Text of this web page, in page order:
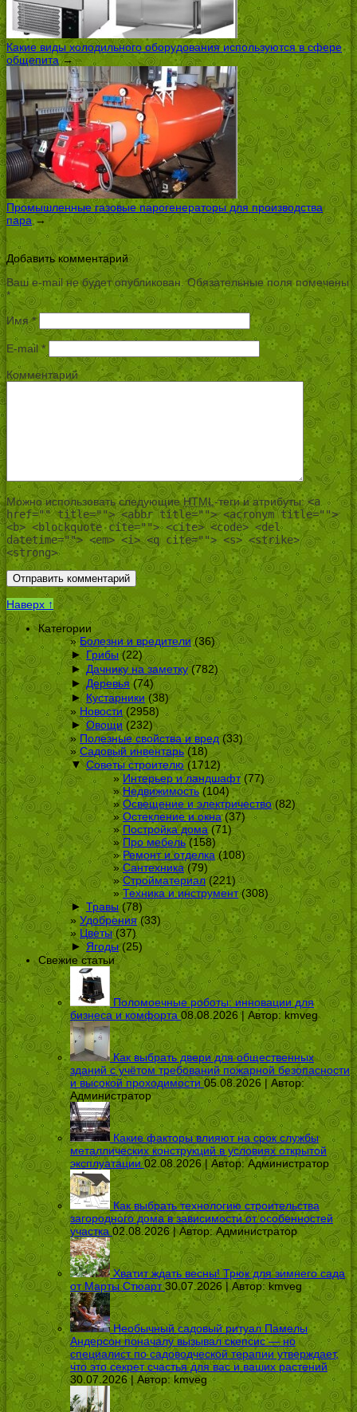
Какие виды холодильного оборудования используются в сфере
общепита→
Промышленные газовые парогенераторы для производства
пара→
Добавить комментарий
Ваш e-mail не будет опубликован.Обязательные поля помечены
*
Имя*
E-mail *
Комментарий
Можно использовать следующиеHTML-теги и атрибуты:<a
href="" title=""> <abbr title=""> <acronym title="">
<b> <blockquote cite=""> <cite> <code> <del
datetime=""> <em> <i> <q cite=""> <s> <strike>
<strong>
Наверх ↑
Категории
Болезни и вредители(36)
► Грибы(22)
► Дачнику на заметку(782)
► Деревья (74)
► Кустарники (38)
Новости (2958)
► Овощи(232)
Полезные свойства и вред(33)
Садовый инвентарь(18)
▼ Советы строителю(1712)
Интерьер и ландшафт(77)
Недвижимость(104)
Освещение и электричество(82)
Остекление и окна(37)
Постройка дома(71)
Про мебель(158)
Ремонт и отделка(108)
Сантехника(79)
Стройматериал(221)
Техника и инструмент(308)
► Травы(78)
Удобрения(33)
Цветы(37)
► Ягоды(25)
Свежие статьи
Поломоечные роботы: инновации для
бизнеса и комфорта 08.08.2026 | Автор: kmveg
Как выбрать двери для общественных
зданий с учётом требований пожарной безопасности
и высокой проходимости 05.08.2026 | Автор:
Администратор
Какие факторы влияют на срок службы
металлических конструкций в условиях открытой
эксплуатации 02.08.2026 | Автор:Администратор
Как выбрать технологию строительства
загородного дома в зависимости от особенностей
участка 02.08.2026 | Автор:Администратор
Хватит ждать весны! Трюк для зимнего сада
от Марты Стюарт 30.07.2026 | Автор:kmveg
Необычный садовый ритуал Памелы
Андерсон поначалу вызывал скепсис — но
специалист по садоводческой терапии утверждает,
что это секрет счастья для вас и ваших растений
30.07.2026 | Автор: kmveg